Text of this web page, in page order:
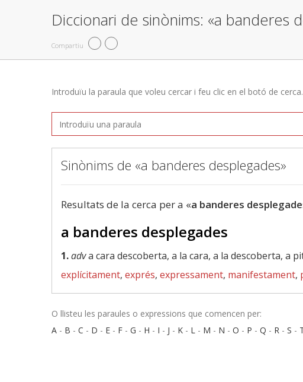
Diccionari de sinònims: «a banderes
Compartiu
Introduïu la paraula que voleu cercar i feu clic en el botó de cerca.
Sinònims de «a banderes desplegades»
Resultats de la cerca per a «a banderes
a banderes desplegades
1.adva cara descoberta, a la cara, a la descoberta, a
explícitament, exprés, expressament, manifestament,
O llisteu les paraules o expressions que comencen per:
A - B - C - D - E - F - G - H - I - J - K - L - M - N - O - P - Q - R - S -